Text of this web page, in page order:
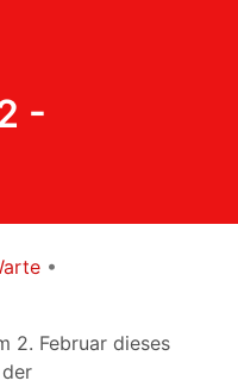
-
•
2. Februar dieses